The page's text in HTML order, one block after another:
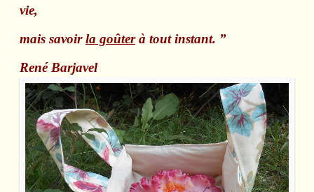
vie,
mais savoirla goûterà tout instant. ”
René Barjavel